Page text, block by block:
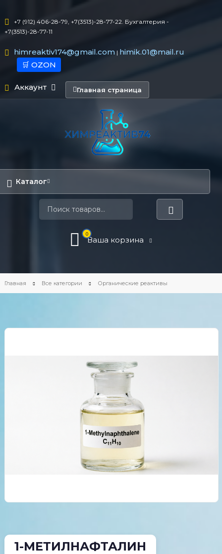
+7 (912) 406-28-79, +7(3513)-28-77-22. Бухгалтерия -
+7(3513)-28-77-11
himreaktiv174@gmail.com| himik.01@mail.ru
🛒 OZON
Аккаунт Главная страница
Каталог
0
Ваша корзина
Главная Все категории Органические реактивы
1-МЕТИЛНАФТАЛИН